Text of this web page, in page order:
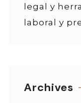
legal y
laboral y
Archives